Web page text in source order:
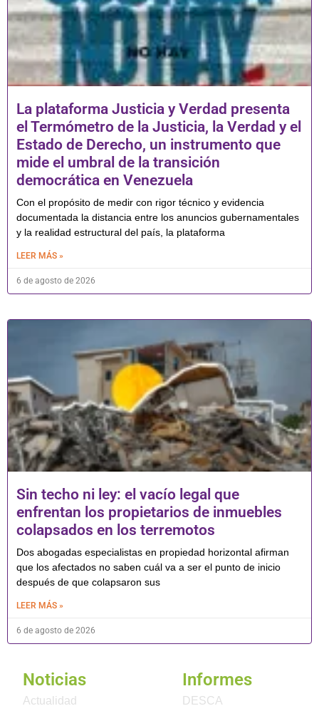
La plataforma Justicia y Verdad presenta
el Termómetro de la Justicia, la Verdad y el
Estado de Derecho, un instrumento que
mide el umbral de la transición
democrática en Venezuela
Con el propósito de medir con rigor técnico y evidencia
documentada la distancia entre los anuncios gubernamentales
y la realidad estructural del país, la plataforma
LEER MÁS »
6 de agosto de 2026
Sin techo ni ley: el vacío legal que
enfrentan los propietarios de inmuebles
colapsados en los terremotos
Dos abogadas especialistas en propiedad horizontal afirman
que los afectados no saben cuál va a ser el punto de inicio
después de que colapsaron sus
LEER MÁS »
6 de agosto de 2026
Noticias
Actualidad
Informes
DESCA